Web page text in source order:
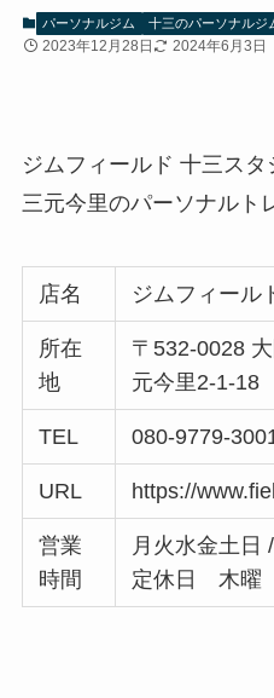
パーソナルジム 十三のパーソナルジ
2023年12月28日 2024年6月3日
ジムフィールド 十三ス
三元今里のパーソナルト
店名 ジムフィール
所在
地
〒532-0028
元今里2-1-18
TEL 080-9779-
URL https://
営業
時間
月火水金土日
定休日 木曜